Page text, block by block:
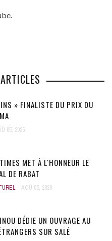
» FINALISTE DU PRIX DU
05, 2026
MET À L'HONNEUR LE
DE RABAT
AOÛ 05, 2026
DÉDIE UN OUVRAGE AU
SUR SALÉ